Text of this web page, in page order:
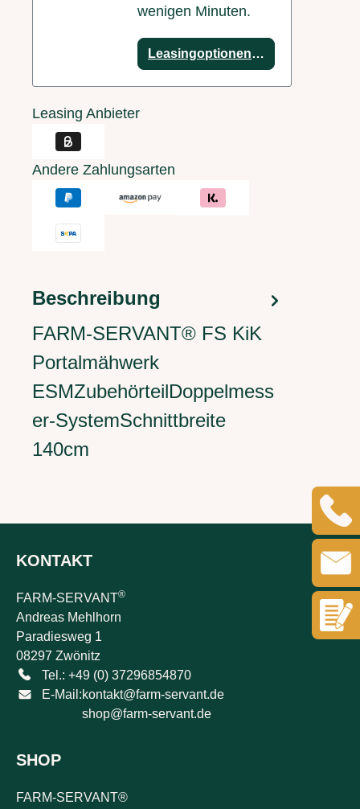
wenigen Minuten.
Leasingoptionen anzeigen
Leasing Anbieter
Andere Zahlungsarten
Beschreibung
FARM-SERVANT® FS KiK
Portalmähwerk
ESMZubehörteilDoppelmess
er-SystemSchnittbreite
140cm
KONTAKT
FARM-SERVANT®
Andreas Mehlhorn
Paradiesweg 1
08297 Zwönitz
Tel.: +49 (0) 37296854870
E-Mail:kontakt@farm-servant.de
shop@farm-servant.de
SHOP
FARM-SERVANT®